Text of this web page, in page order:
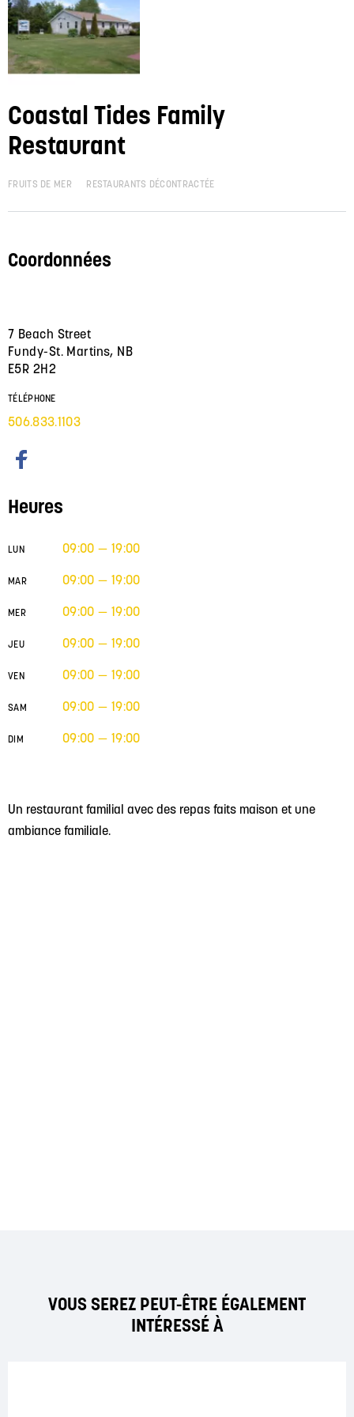
Coastal Tides Family
Restaurant
FRUITS DE MER RESTAURANTS DÉCONTRACTÉE
Un restaurant familial avec des repas faits maison et une
ambiance familiale.
Coordonnées
7 Beach Street
Fundy-St. Martins, NB
E5R 2H2
TÉLÉPHONE
506.833.1103
Heures
LUN 09:00 — 19:00
MAR 09:00 — 19:00
MER 09:00 — 19:00
JEU 09:00 — 19:00
VEN 09:00 — 19:00
SAM 09:00 — 19:00
DIM 09:00 — 19:00
VOUS SEREZ PEUT-ÊTRE ÉGALEMENT
INTÉRESSÉ À